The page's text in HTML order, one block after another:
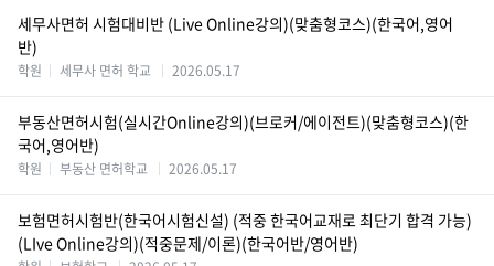
세무사면허 시험대비반 (Live Online강의)(맞춤형코스)(한국어,영어
반)
학원 세무사 면허 학교 2026.05.17
부동산면허시험(실시간Online강의)(브로커/에이전트)(맞춤형코스)(한
국어,영어반)
학원 부동산 면허학교 2026.05.17
보험면허시험반(한국어시험신설) (적중 한국어교재로 최단기 합격 가능)
(LIve Online강의)(적중문제/이론)(한국어반/영어반)